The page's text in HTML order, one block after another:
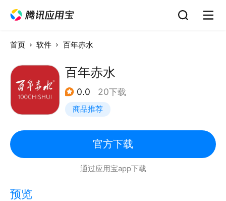
首页 软件 百年赤水
百年赤水
0.0 20下载
商品推荐
官方下载
通过应用宝app下载
预览